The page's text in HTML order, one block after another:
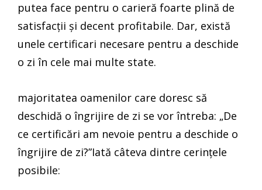
putea face pentru o carieră foarte plină de
satisfacții și decent profitabile. Dar, există
unele certificari necesare pentru a deschide
o zi în cele mai multe state.
majoritatea oamenilor care doresc să
deschidă o îngrijire de zi se vor întreba: „De
ce certificări am nevoie pentru a deschide o
îngrijire de zi?”Iată câteva dintre cerințele
posibile: